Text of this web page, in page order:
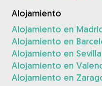
Alojamiento
Alojamiento en
Alojamiento en
Alojamiento en Sevilla
Alojamiento en
Alojamiento en